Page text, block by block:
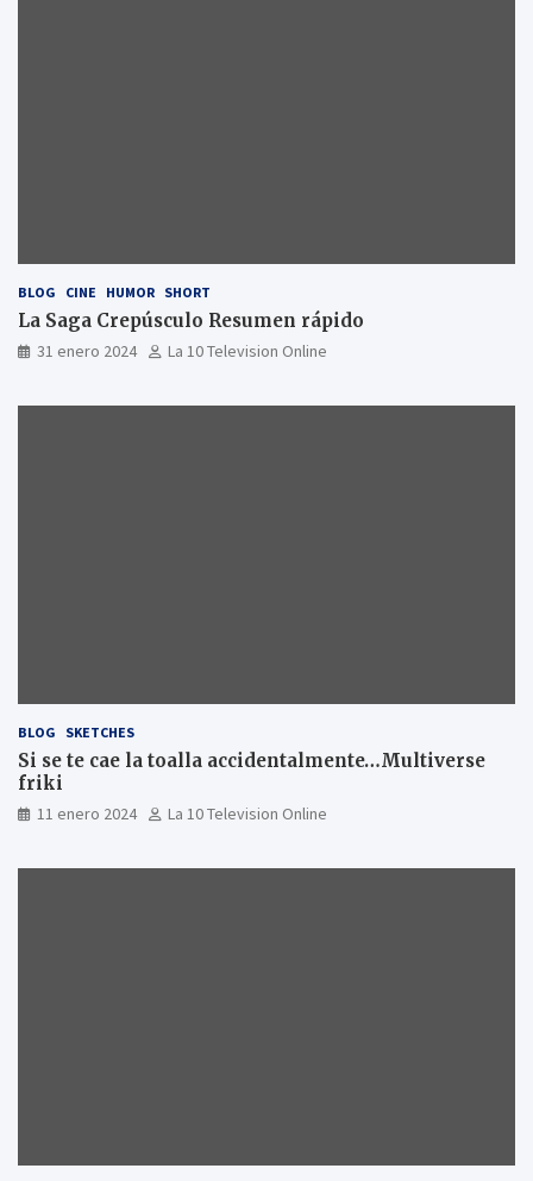
BLOG CINE HUMOR SHORT
La Saga Crepúsculo Resumen rápido
31 enero 2024 La 10 Television Online
BLOG SKETCHES
Si se te cae la toalla accidentalmente…Multiverse
friki
11 enero 2024 La 10 Television Online